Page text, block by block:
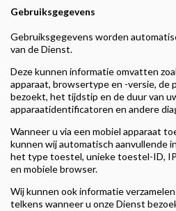
Gebruiksgegevens
Gebruiksgegevens worden
van de Dienst.
Deze kunnen informatie omvatten
apparaat, browsertype en -versie, de
bezoekt, het tijdstip en de duur van
apparaatidentificatoren en andere
Wanneer u via een mobiel apparaat
kunnen wij automatisch aanvullende
het type toestel, unieke toestel-ID,
en mobiele browser.
Wij kunnen ook informatie
telkens wanneer u onze Dienst